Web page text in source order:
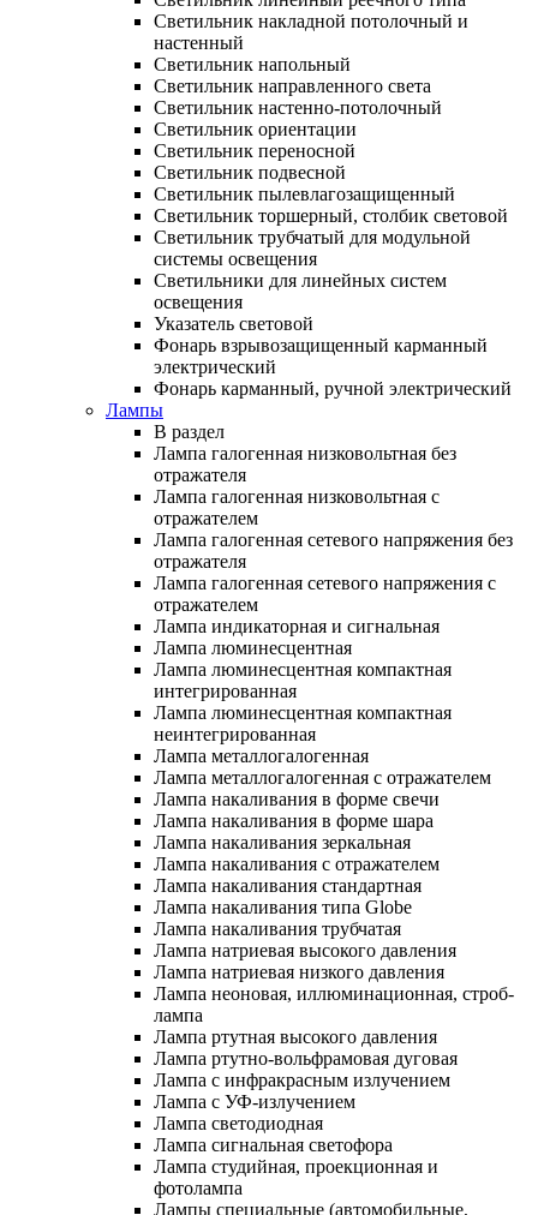
Светильник накладной потолочный и
настенный
Светильник напольный
Светильник направленного света
Светильник настенно-потолочный
Светильник ориентации
Светильник переносной
Светильник подвесной
Светильник пылевлагозащищенный
Светильник торшерный, столбик световой
Светильник трубчатый для модульной
системы освещения
Светильники для линейных систем
освещения
Указатель световой
Фонарь взрывозащищенный карманный
электрический
Фонарь карманный, ручной электрический
Лампы
В раздел
Лампа галогенная низковольтная без
отражателя
Лампа галогенная низковольтная с
отражателем
Лампа галогенная сетевого напряжения без
отражателя
Лампа галогенная сетевого напряжения с
отражателем
Лампа индикаторная и сигнальная
Лампа люминесцентная
Лампа люминесцентная компактная
интегрированная
Лампа люминесцентная компактная
неинтегрированная
Лампа металлогалогенная
Лампа металлогалогенная с отражателем
Лампа накаливания в форме свечи
Лампа накаливания в форме шара
Лампа накаливания зеркальная
Лампа накаливания с отражателем
Лампа накаливания стандартная
Лампа накаливания типа Globe
Лампа накаливания трубчатая
Лампа натриевая высокого давления
Лампа натриевая низкого давления
Лампа неоновая, иллюминационная, строб-
лампа
Лампа ртутная высокого давления
Лампа ртутно-вольфрамовая дуговая
Лампа с инфракрасным излучением
Лампа с УФ-излучением
Лампа светодиодная
Лампа сигнальная светофора
Лампа студийная, проекционная и
фотолампа
Лампы специальные (автомобильные,